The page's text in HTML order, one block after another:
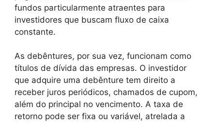
fundos particularmente atraentes para
investidores que buscam fluxo de caixa
constante.
As debêntures, por sua vez, funcionam como
títulos de dívida das empresas. O investidor
que adquire uma debênture tem direito a
receber juros periódicos, chamados de cupom,
além do principal no vencimento. A taxa de
retorno pode ser fixa ou variável, atrelada a